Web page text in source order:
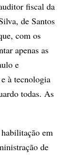
fiscal da
de Santos
com os
apenas as
e
à tecnologia
todas. As
em
de